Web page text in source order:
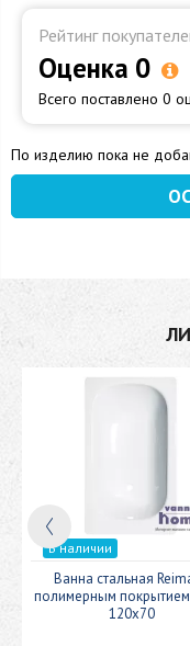
Рейтинг
Оценка 0
Всего поставлено 0
По изделию пока не
В наличии
Ванна стальная
полимерным
120x70